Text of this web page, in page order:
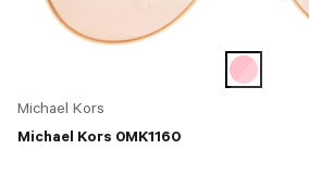
Michael Kors
Michael Kors 0MK1160